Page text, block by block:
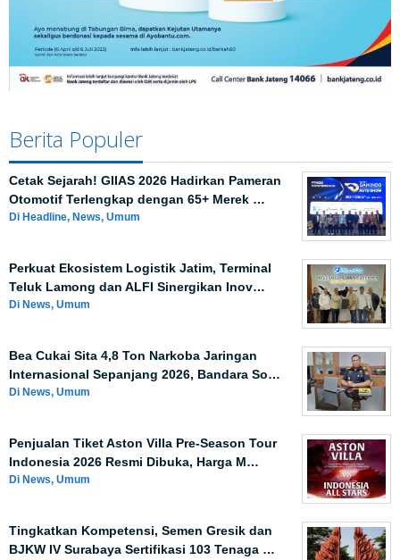
Berita Populer
Cetak Sejarah! GIIAS 2026 Hadirkan Pameran
Otomotif Terlengkap dengan 65+ Merek …
Di Headline, News, Umum
Perkuat Ekosistem Logistik Jatim, Terminal
Teluk Lamong dan ALFI Sinergikan Inov…
Di News, Umum
Bea Cukai Sita 4,8 Ton Narkoba Jaringan
Internasional Sepanjang 2026, Bandara So…
Di News, Umum
Penjualan Tiket Aston Villa Pre-Season Tour
Indonesia 2026 Resmi Dibuka, Harga M…
Di News, Umum
Tingkatkan Kompetensi, Semen Gresik dan
BJKW IV Surabaya Sertifikasi 103 Tenaga …